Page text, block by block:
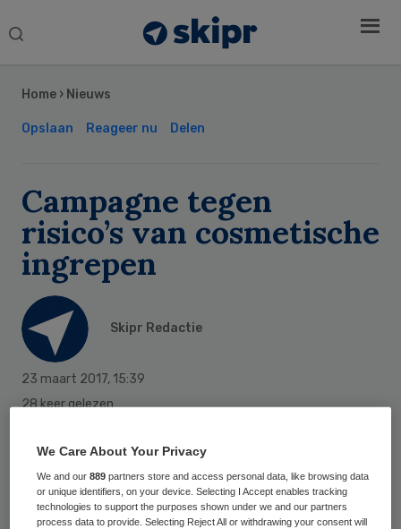
Search
Home › Nieuws
Opslaan Reageer nu Delen
Campagne tegen
risico’s van cosmetische
ingrepen
Skipr Redactie
23 maart 2017, 15:39
28 keer gelezen
De overheid is op 23 maart een campagne
begonnen tegen onverantwoorde risico’s bij
puur esthetische cosmetische ingrepen.
Sidebar
We Care About Your Privacy
We and our889 partners store and access personal data, like browsing data
or unique identifiers, on your device. Selecting I Accept enables tracking
technologies to support the purposes shown under we and our partners
process data to provide. Selecting Reject All or withdrawing your consent will